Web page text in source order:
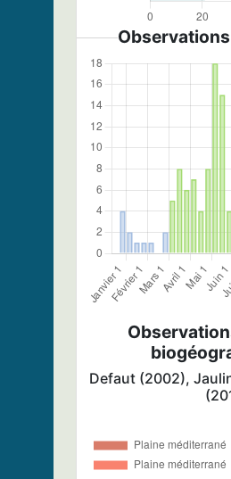
Defaut (2002),